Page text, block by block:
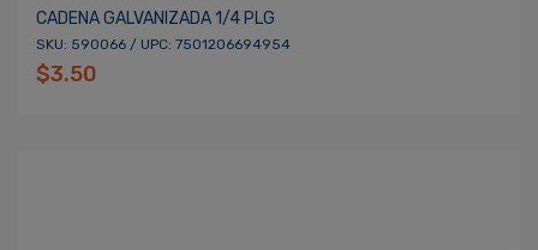
CADENA GALVANIZADA 1/4 PLG
SKU: 590066 / UPC: 7501206694954
$3.50